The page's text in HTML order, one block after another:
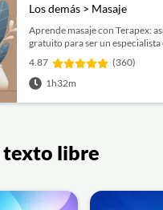
Los demás > Masaje
Aprende masaje con Terapex:
gratuito para ser un especialista
4.87
(360)
1h32m
texto libre